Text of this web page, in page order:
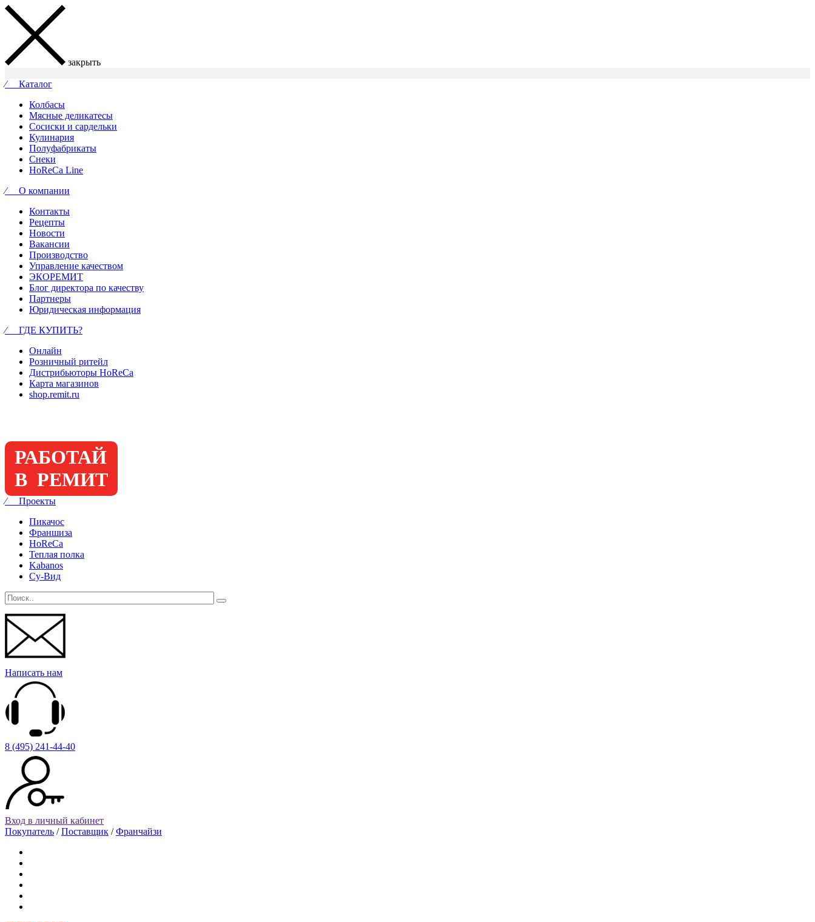
закрыть
⁄ Каталог
Колбасы
Мясные деликатесы
Сосиски и сардельки
Кулинария
Полуфабрикаты
Снеки
HoReCa Line
⁄ О компании
Контакты
Рецепты
Новости
Вакансии
Производство
Управление качеством
ЭКОРЕМИТ
Блог директора по качеству
Партнеры
Юридическая информация
⁄ ГДЕ КУПИТЬ?
Онлайн
Розничный ритейл
Дистрибьюторы HoReCa
Карта магазинов
shop.remit.ru
РАБОТАЙ
В РЕМИТ
⁄ Проекты
Пикачос
Франшиза
HoReCa
Теплая полка
Kabanos
Су-Вид
Написать нам
8 (495) 241-44-40
Вход в личный кабинет
Покупатель /Поставщик /Франчайзи